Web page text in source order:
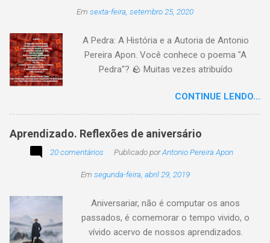
imagem sugerida. Abaixo, a minha 2ª
blogagem coletiva, intitulada: Poetizando e
encantando . Segue a sós o caminhante,
itinerante pensador, sob o céu, sobre o
ontem, de outrora, maduro pensar da hora; que
Em sexta-feira, setembro 25, 2020
A Pedra: A História e a Autoria de Antonio
Pereira Apon. Você conhece o poema "A
Pedra"? 🪨 Muitas vezes atribuído
é, na verdade, de autoria de Antonio Pereira
Apon, publicado pela primeira vez em 1999 no
livro Essência. A obra reflete sobre como a
de quem o usa. Se você encontrar este texto
circulando com o autor "Desconhecido" ou
preservar a verdade histórica e literária
compartilhando o crédito correto.
CONTINUE LENDO...
Aprendizado. Reflexões de aniversário
20 comentários Publicado porAntonio Pereira Apon
Em segunda-feira, abril 29, 2019
Aniversariar, não é computar os anos
passados, é comemorar o tempo vivido, o
vívido acervo de nossos aprendizados.